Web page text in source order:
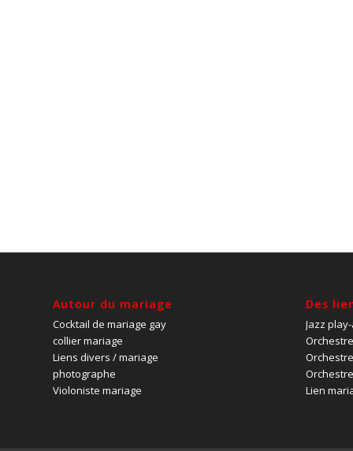
Autour du mariage
Cocktail de mariage gay
collier mariage
Liens divers / mariage
photographe
Violoniste mariage
Des
Jazz
Lien